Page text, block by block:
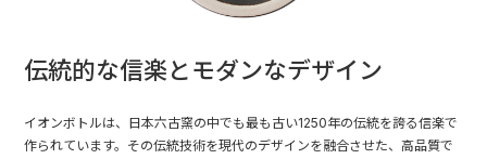
伝統的な信楽とモダンなデザイン
イオンボトルは、日本六古窯の中でも最も古い1250年の伝統を誇る信楽で
作られています。その伝統技術を現代のデザインを融合させた、高品質で